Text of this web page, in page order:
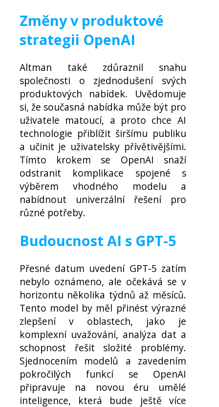
Změny v produktové
strategii OpenAI
Altman také zdůraznil snahu
společnosti o zjednodušení svých
produktových nabídek. Uvědomuje
si, že současná nabídka může být pro
uživatele matoucí, a proto chce AI
technologie přiblížit širšímu publiku
a učinit je uživatelsky přívětivějšími.
Tímto krokem se OpenAI snaží
odstranit komplikace spojené s
výběrem vhodného modelu a
nabídnout univerzální řešení pro
různé potřeby.
Budoucnost AI s GPT-5
Přesné datum uvedení GPT-5 zatím
nebylo oznámeno, ale očekává se v
horizontu několika týdnů až měsíců.
Tento model by měl přinést výrazné
zlepšení v oblastech, jako je
komplexní uvažování, analýza dat a
schopnost řešit složité problémy.
Sjednocením modelů a zavedením
pokročilých funkcí se OpenAI
připravuje na novou éru umělé
inteligence, která bude ještě více